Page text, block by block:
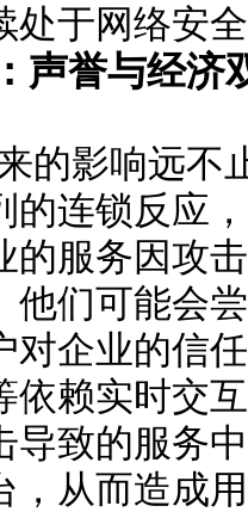
处于网络安
声誉与经济
的影响远不
的连锁反应
的服务因攻
他们可能会
对企业的信
依赖实时交
导致的服务
，从而造成